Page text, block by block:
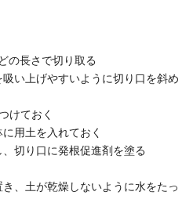
の長さで切り取る
い上げやすいように切り口を斜め
けておく
用土を入れておく
切り口に発根促進剤を塗る
、土が乾燥しないように水をたっ